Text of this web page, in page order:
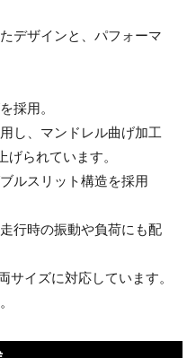
デザインと、パフォーマ
採用。
し、マンドレル曲げ加工
られています。
ルスリット構造を採用
行時の振動や負荷にも配
サイズに対応しています。